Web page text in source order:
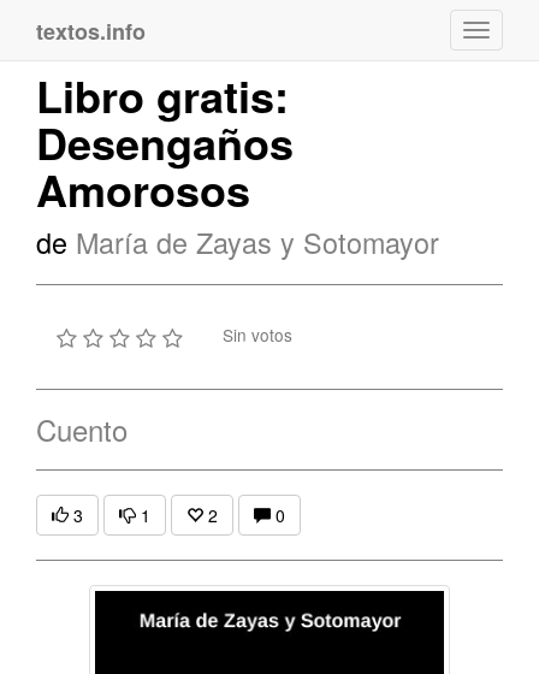
textos.info
Libro gratis:
Desengaños
Amorosos
de María de Zayas y Sotomayor
Sin votos
Cuento
3 1 2 0